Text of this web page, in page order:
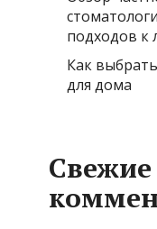
подходов к
Как
для дома
Свежие